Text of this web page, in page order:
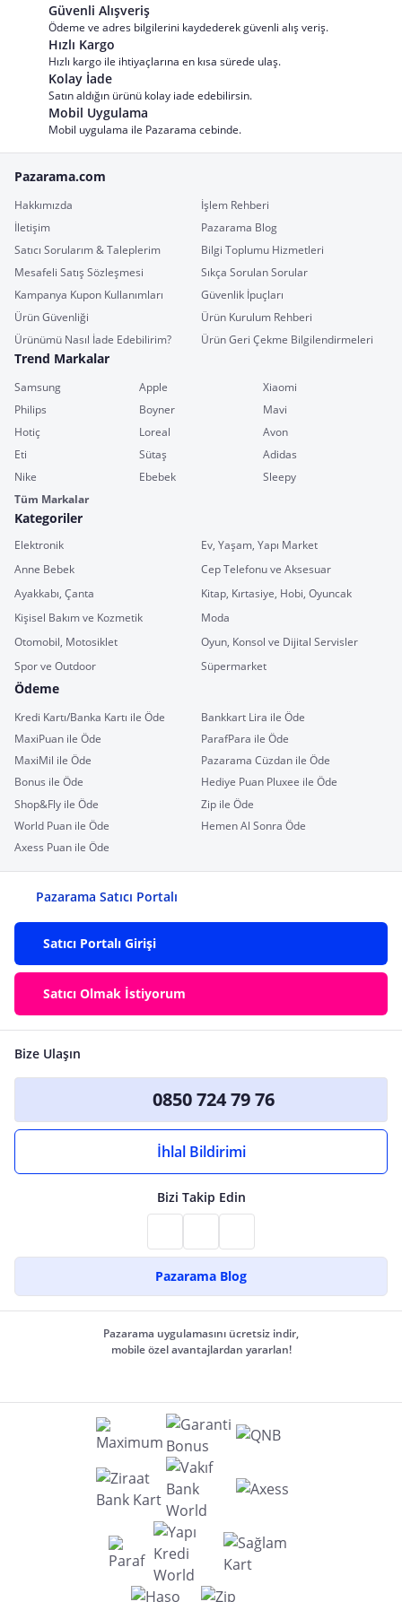
Güvenli Alışveriş
Ödeme ve adres bilgilerini kaydederek güvenli alış veriş.
Hızlı Kargo
Hızlı kargo ile ihtiyaçlarına en kısa sürede ulaş.
Kolay İade
Satın aldığın ürünü kolay iade edebilirsin.
Mobil Uygulama
Mobil uygulama ile Pazarama cebinde.
Pazarama.com
Hakkımızda
İşlem Rehberi
İletişim
Pazarama Blog
Satıcı Sorularım & Taleplerim
Bilgi Toplumu Hizmetleri
Mesafeli Satış Sözleşmesi
Sıkça Sorulan Sorular
Kampanya Kupon Kullanımları
Güvenlik İpuçları
Ürün Güvenliği
Ürün Kurulum Rehberi
Ürünümü Nasıl İade Edebilirim?
Ürün Geri Çekme Bilgilendirmeleri
Trend Markalar
Samsung Apple
Xiaomi
Philips
Boyner
Mavi
Hotiç
Loreal
Avon
Eti
Sütaş
Adidas
Nike
Ebebek
Sleepy
Tüm Markalar
Kategoriler
Elektronik
Ev, Yaşam, Yapı Market
Anne Bebek
Cep Telefonu ve Aksesuar
Ayakkabı, Çanta
Kitap, Kırtasiye, Hobi, Oyuncak
Kişisel Bakım ve Kozmetik
Moda
Otomobil, Motosiklet
Oyun, Konsol ve Dijital Servisler
Spor ve Outdoor
Süpermarket
Ödeme
Kredi Kartı/Banka Kartı ile Öde
Bankkart Lira ile Öde
MaxiPuan ile Öde
ParafPara ile Öde
MaxiMil ile Öde
Pazarama Cüzdan ile Öde
Bonus ile Öde
Hediye Puan Pluxee ile Öde
Shop&Fly ile Öde
Zip ile Öde
World Puan ile Öde
Hemen Al Sonra Öde
Axess Puan ile Öde
Pazarama Satıcı Portalı
Satıcı Portalı Girişi
Satıcı Olmak İstiyorum
Bize Ulaşın
0850 724 79 76
İhlal Bildirimi
Bizi Takip Edin
Pazarama Blog
Pazarama uygulamasını ücretsiz indir,
mobile özel avantajlardan yararlan!